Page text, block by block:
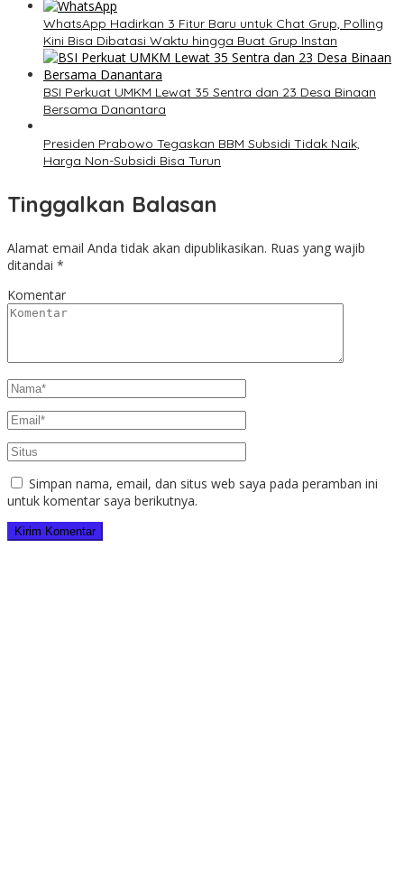
WhatsApp Hadirkan 3 Fitur Baru untuk Chat Grup, Polling
Kini Bisa Dibatasi Waktu hingga Buat Grup Instan
BSI Perkuat UMKM Lewat 35 Sentra dan 23 Desa Binaan
Bersama Danantara
Presiden Prabowo Tegaskan BBM Subsidi Tidak Naik,
Harga Non-Subsidi Bisa Turun
Tinggalkan Balasan
Alamat email Anda tidak akan dipublikasikan. Ruas yang wajib
ditandai *
Komentar
Simpan nama, email, dan situs web saya pada peramban ini
untuk komentar saya berikutnya.